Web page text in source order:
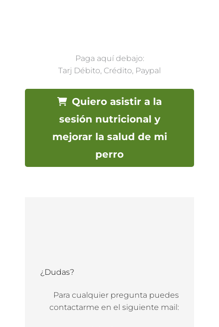
Paga aquí debajo:
Tarj Débito, Crédito, Paypal
Quiero asistir a la
sesión nutricional y
mejorar la salud de mi
perro
¿Dudas?
Para cualquier pregunta puedes
contactarme en el siguiente mail: